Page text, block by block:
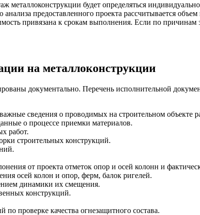
будет определяться
предоставленного проекта рассчитывается
привязана к срокам выполнения. Если по
на металлоконструкции
документально. Перечень исполнительной
сведения о проводимых на строительном объекте
о процессе приемки материалов.
работ.
строительных конструкций.
.
от проекта отметок опор и осей колонн и
осей колон и опор, ферм, балок ригелей.
динамики их смещения.
конструкций.
проверке качества огнезащитного состава.